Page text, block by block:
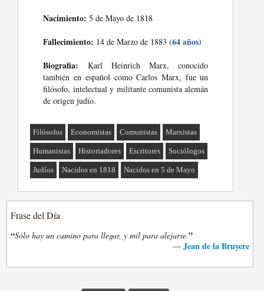
Nacimiento: 5 de Mayo de 1818
Fallecimiento: 14 de Marzo de 1883(64 años)
Biografia: Karl Heinrich Marx, conocido
también en español como Carlos Marx, fue un
filósofo, intelectual y militante comunista alemán
de origen judío.
Filósofos Economistas Comunistas Marxistas
Humanistas Historiadores Escritores Sociólogos
Judíos Nacidos en 1818 Nacidos en 5 de Mayo
Frase del Día
“Sólo hay un camino para llegar, y mil para alejarse.”
— Jean de la Bruyere